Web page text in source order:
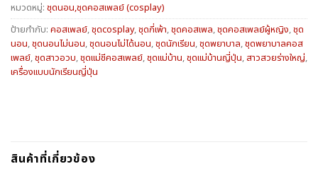
หมวดหมู่: ชุดนอน,ชุดคอสเพลย์ (cosplay)
ป้ายกำกับ: คอสเพลย์,ชุดcosplay,ชุดกี่เพ้า,ชุดคอสเพล,ชุดคอสเพลย์ผู้หญิง,ชุด
นอน,ชุดนอนไม่นอน,ชุดนอนไม่ได้นอน,ชุดนักเรียน,ชุดพยาบาล,ชุดพยาบาลคอส
เพลย์,ชุดสาวอวบ,ชุดแม่ชีคอสเพลย์,ชุดแม่บ้าน,ชุดแม่บ้านญี่ปุ่น, สาวสวยร่างใหญ่,
เครื่องแบบนักเรียนญี่ปุ่น
สินค้าที่เกี่ยวข้อง